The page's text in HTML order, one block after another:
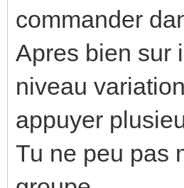
commander
Apres bien sur
niveau
appuyer
Tu ne peu pas